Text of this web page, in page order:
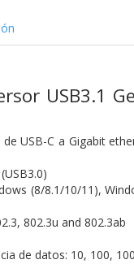
USB3.1
USB-C a Gigabit
(8/8.1/10/11),
802.3u and 802.3ab
de datos: 10, 100,